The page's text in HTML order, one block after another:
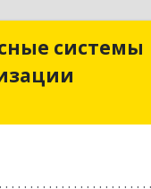
системы
Комплексные